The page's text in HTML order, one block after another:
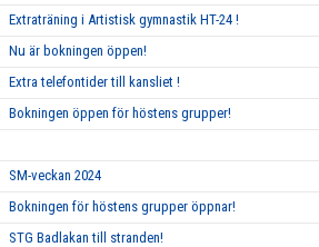
Extraträning i Artistisk gymnastik HT-24 !
Nu är bokningen öppen!
Extra telefontider till kansliet !
Bokningen öppen för höstens grupper!
SM-veckan 2024
Bokningen för höstens grupper öppnar!
STG Badlakan till stranden!